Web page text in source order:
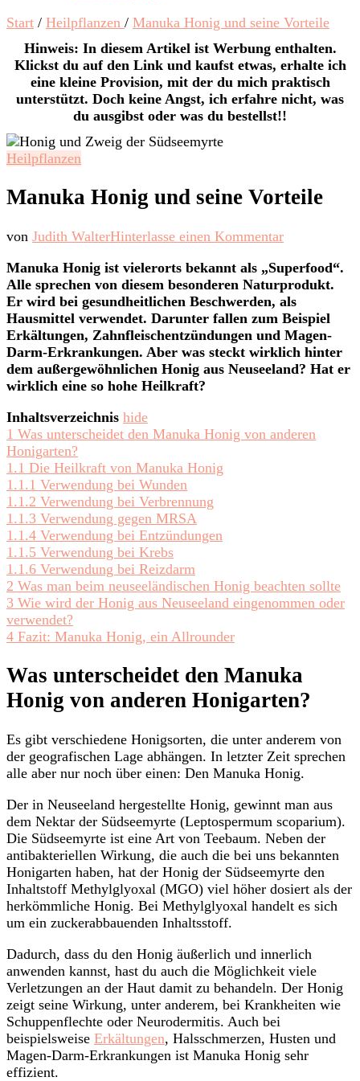
Start / Heilpflanzen / Manuka Honig und seine Vorteile
Hinweis: In diesem Artikel ist Werbung enthalten.
Klickst du auf den Link und kaufst etwas, erhalte ich
eine kleine Provision, mit der du mich praktisch
unterstützt. Doch keine Angst, ich erfahre nicht, was
du ausgibst oder was du bestellst!!
Heilpflanzen
Manuka Honig und seine Vorteile
von Judith WalterHinterlasse einen Kommentarzu
Honig
und
seine
Vorteile
Manuka Honig ist vielerorts bekannt als „Superfood“.
Alle sprechen von diesem besonderen Naturprodukt.
Er wird bei gesundheitlichen Beschwerden, als
Hausmittel verwendet. Darunter fallen zum Beispiel
Erkältungen, Zahnfleischentzündungen und Magen-
Darm-Erkrankungen. Aber was steckt wirklich hinter
dem außergewöhnlichen Honig aus Neuseeland? Hat er
wirklich eine so hohe Heilkraft?
Inhaltsverzeichnis hide
1 Was unterscheidet den Manuka Honig von anderen
Honigarten?
1.1 Die Heilkraft von Manuka Honig
1.1.1 Verwendung bei Wunden
1.1.2 Verwendung bei Verbrennung
1.1.3 Verwendung gegen MRSA
1.1.4 Verwendung bei Entzündungen
1.1.5 Verwendung bei Krebs
1.1.6 Verwendung bei Reizdarm
2 Was man beim neuseeländischen Honig beachten sollte
3 Wie wird der Honig aus Neuseeland eingenommen oder
verwendet?
4 Fazit: Manuka Honig, ein Allrounder
Was unterscheidet den Manuka
Honig von anderen Honigarten?
Es gibt verschiedene Honigsorten, die unter anderem von
der geografischen Lage abhängen. In letzter Zeit sprechen
alle aber nur noch über einen: Den Manuka Honig.
Der in Neuseeland hergestellte Honig, gewinnt man aus
dem Nektar der Südseemyrte (Leptospermum scoparium).
Die Südseemyrte ist eine Art von Teebaum. Neben der
antibakteriellen Wirkung, die auch die bei uns bekannten
Honigarten haben, hat der Honig der Südseemyrte den
Inhaltstoff Methylglyoxal (MGO) viel höher dosiert als der
herkömmliche Honig. Bei Methylglyoxal handelt es sich
um ein zuckerabbauenden Inhaltsstoff.
Dadurch, dass du den Honig äußerlich und innerlich
anwenden kannst, hast du auch die Möglichkeit viele
Verletzungen an der Haut damit zu behandeln. Der Honig
zeigt seine Wirkung, unter anderem, bei Krankheiten wie
Schuppenflechte oder Neurodermitis. Auch bei
beispielsweise Erkältungen, Halsschmerzen, Husten und
Magen-Darm-Erkrankungen ist Manuka Honig sehr
effizient.